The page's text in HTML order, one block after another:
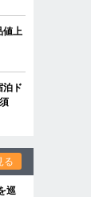
値上
ド
る
巡